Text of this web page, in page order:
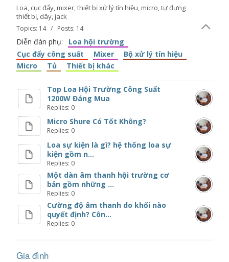
Loa, cục đẩy, mixer, thiết bị xử lý tín hiệu, micro, tự đựng
thiết bị, dây, jack
Topics: 14 / Posts: 14
Diễn đàn phụ:
Loa hội trường
Cục đẩy công suất
Mixer
Bộ xử lý tín hiệu
Micro
Tủ Thiết bị khác
Top Loa Hội Trường Công Suất
1200W Đáng Mua
Replies: 0
Micro Shure Có Tốt Không?
Replies: 0
Loa sự kiện là gì? hệ thống loa sự
kiện gồm n...
Replies: 0
Một dàn âm thanh hội trường cơ
bản gồm những ...
Replies: 0
Cường độ âm thanh do khối nào
quyết định? Côn...
Replies: 0
Gia đình